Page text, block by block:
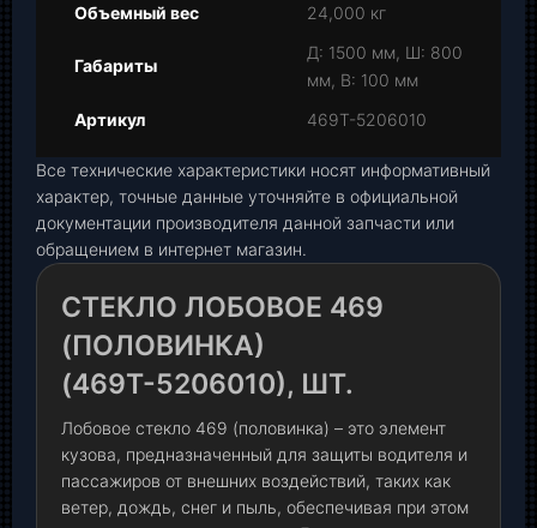
Объемный вес 24,000 кг
Габариты
Д: 1500 мм, Ш: 800
мм, В: 100 мм
Артикул
469Т-5206010
Все технические характеристики носят информативный
характер, точные данные уточняйте в официальной
документации производителя данной запчасти или
обращением в интернет магазин.
СТЕКЛО ЛОБОВОЕ 469
(ПОЛОВИНКА)
(469Т-5206010), ШТ.
Лобовое стекло 469 (половинка) – это элемент
кузова, предназначенный для защиты водителя и
пассажиров от внешних воздействий, таких как
ветер, дождь, снег и пыль, обеспечивая при этом